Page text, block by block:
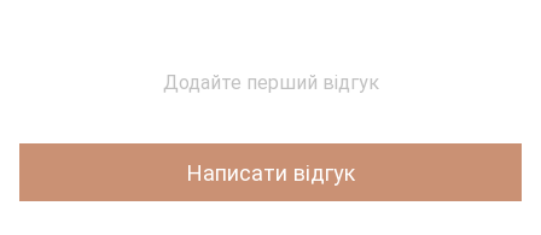
Додайте перший відгук
Написати відгук